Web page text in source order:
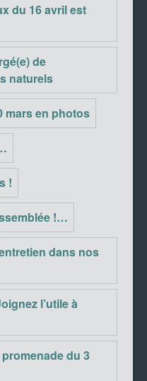
du 16 avril est
de
naturels
mars en photos
!
!…
dans nos
l’utile à
du 3